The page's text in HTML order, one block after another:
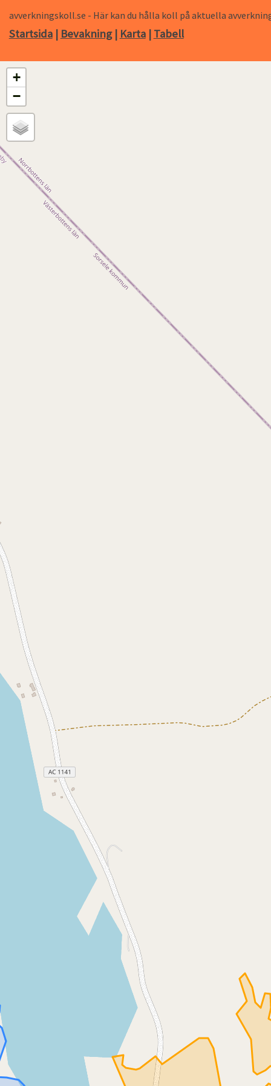
avverkningskoll.se - Här kan du hålla koll på aktuella
Startsida| Bevakning| Karta| Tabell
+
−